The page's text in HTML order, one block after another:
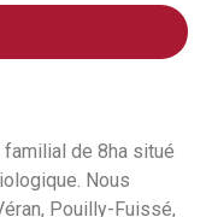
familial de 8ha situé
Nous
Pouilly-Fuissé,